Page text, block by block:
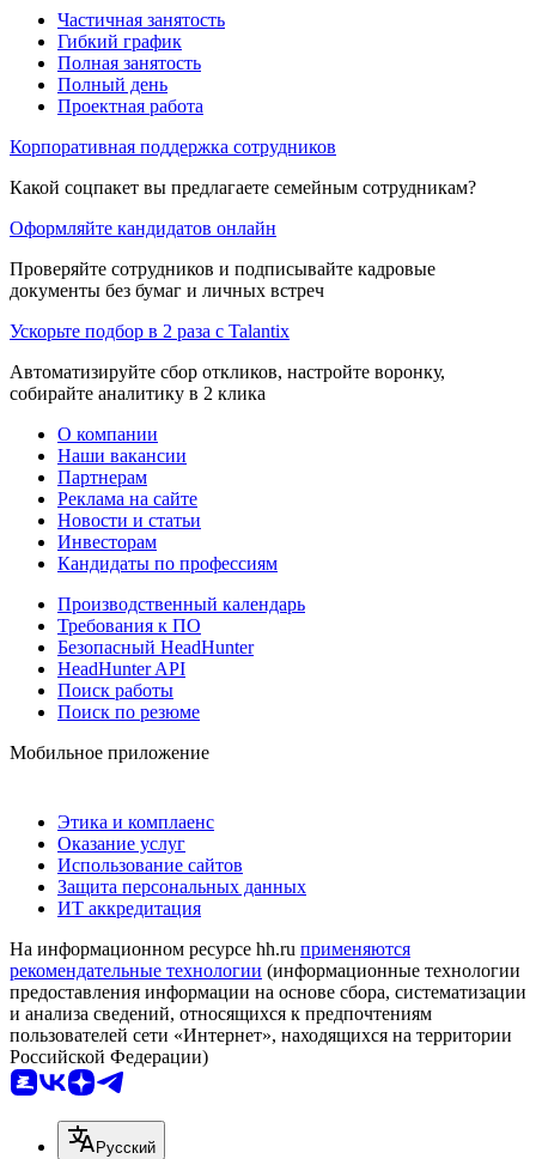
Частичная занятость
Гибкий график
Полная занятость
Полный день
Проектная работа
Корпоративная поддержка сотрудников
Какой соцпакет вы предлагаете семейным сотрудникам?
Оформляйте кандидатов онлайн
Проверяйте сотрудников и подписывайте кадровые
документы без бумаг и личных встреч
Ускорьте подбор в 2 раза с Talantix
Автоматизируйте сбор откликов, настройте воронку,
собирайте аналитику в 2 клика
О компании
Наши вакансии
Партнерам
Реклама на сайте
Новости и статьи
Инвесторам
Кандидаты по профессиям
Производственный календарь
Требования к ПО
Безопасный HeadHunter
HeadHunter API
Поиск работы
Поиск по резюме
Мобильное приложение
Этика и комплаенс
Оказание услуг
Использование сайтов
Защита персональных данных
ИТ аккредитация
На информационном ресурсе hh.ru применяются
рекомендательные технологии (информационные технологии
предоставления информации на основе сбора, систематизации
и анализа сведений, относящихся к предпочтениям
пользователей сети «Интернет», находящихся на территории
Российской Федерации)
Русский